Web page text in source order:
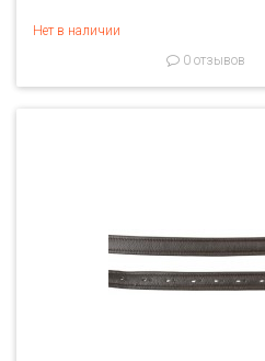
Нет в наличии
0 отзывов